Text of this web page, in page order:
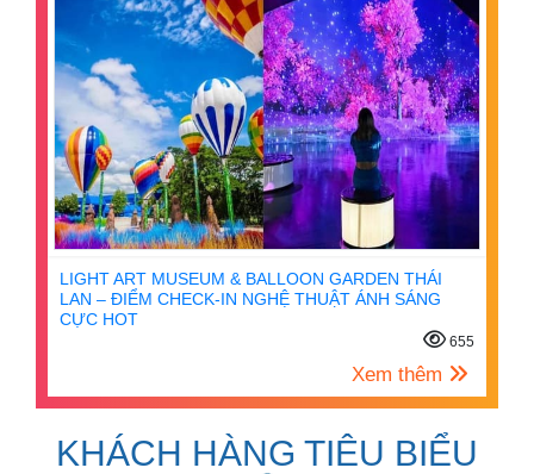
LIGHT ART MUSEUM & BALLOON GARDEN THÁI
LAN – ĐIỂM CHECK-IN NGHỆ THUẬT ÁNH SÁNG
CỰC HOT
655
Xem thêm
KHÁCH HÀNG TIÊU BIỂU